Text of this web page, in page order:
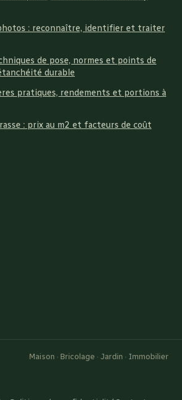
: reconnaître, identifier et traiter
de pose, normes et points de
durable
pratiques, rendements et portions à
: prix au m2 et facteurs de coût
Maison · Bricolage · Jardin · Immobilier